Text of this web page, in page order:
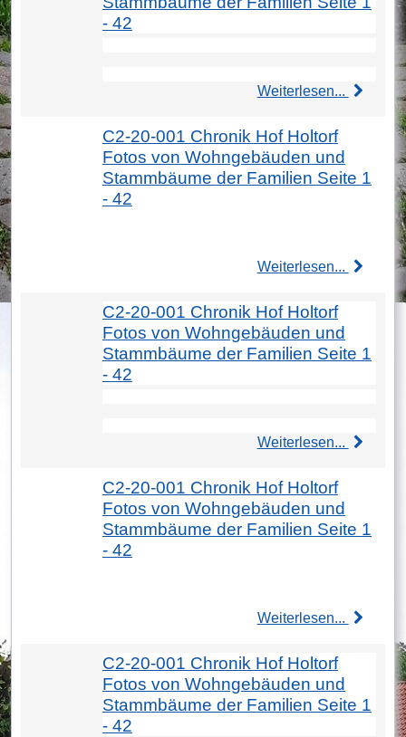
- 42
Weiterlesen...
C2-20-001 Chronik Hof Holtorf
Fotos von Wohngebäuden und
Stammbäume der Familien Seite 1
- 42
Weiterlesen...
C2-20-001 Chronik Hof Holtorf
Fotos von Wohngebäuden und
Stammbäume der Familien Seite 1
- 42
Weiterlesen...
C2-20-001 Chronik Hof Holtorf
Fotos von Wohngebäuden und
Stammbäume der Familien Seite 1
- 42
Weiterlesen...
C2-20-001 Chronik Hof Holtorf
Fotos von Wohngebäuden und
Stammbäume der Familien Seite 1
- 42